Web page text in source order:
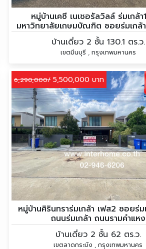
หมู่บ้านเคซี เนเชอรัลวิลล์ ร่มเกล้า
มหาวิทยาลัยเกษมบัณฑิต ซอยร่มเกล้
เกล้า
บ้านเดี่ยว 2 ชั้น 130.1 ตร.ว.
เขตมีนบุรี , กรุงเทพมหานคร
6,290,000/ 5,500,000 บาท
หมู่บ้านศิรินทราร่มเกล้า เฟส2 ซอยร่ม
ถนนร่มเกล้า ถนนรามคำแหง
บ้านเดี่ยว 2 ชั้น 62 ตร.ว.
เขตลาดกระบัง , กรุงเทพมหานคร